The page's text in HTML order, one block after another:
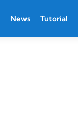
News Tutorial